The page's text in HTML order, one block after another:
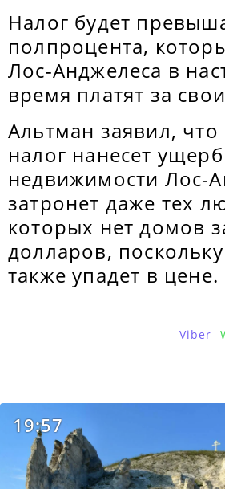
Налог будет
полпроцента,
Лос-Анджелеса в
время платят за
Альтман заявил,
налог нанесет
недвижимости Лос-
затронет даже тех
которых нет домов
долларов,
также упадет в цене.
Viber
19:57